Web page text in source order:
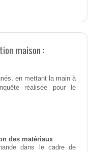
maison :
en mettant la main à
réalisée pour le
des matériaux
dans le cadre de